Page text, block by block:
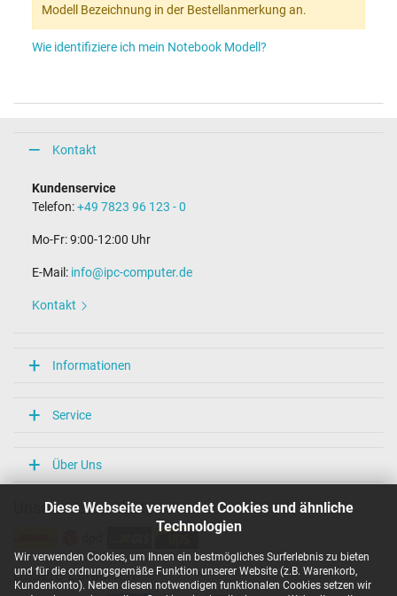
Diese Webseite verwendet Cookies und ähnliche
Technologien
Wir verwenden Cookies, um Ihnen ein bestmögliches Surferlebnis zu bieten
und für die ordnungsgemäße Funktion unserer Website (z.B. Warenkorb,
Kundenkonto). Neben diesen notwendigen funktionalen Cookies setzen wir
Modell Bezeichnung in der Bestellanmerkung an.
Wie identifiziere ich mein Notebook Modell?
Kontakt
Kundenservice
Telefon:+49 7823 96 123 - 0
Mo-Fr: 9:00-12:00 Uhr
E-Mail: info@ipc-computer.de
Kontakt
Informationen
Service
Über Uns
Unsere Versandarten
Unsere Zahlarten